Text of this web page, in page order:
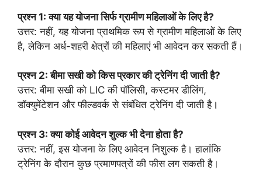
प्रश्न 1: क्या यह योजना सिर्फ ग्रामीण महिलाओं के लिए है?
उत्तर: नहीं, यह योजना प्राथमिक रूप से ग्रामीण महिलाओं के लिए
है, लेकिन अर्ध-शहरी क्षेत्रों की महिलाएं भी आवेदन कर सकती हैं।
प्रश्न 2: बीमा सखी को किस प्रकार की ट्रेनिंग दी जाती है?
उत्तर: बीमा सखी को LIC की पॉलिसी, कस्टमर डीलिंग,
डॉक्युमेंटेशन और फील्डवर्क से संबंधित ट्रेनिंग दी जाती है।
प्रश्न 3: क्या कोई आवेदन शुल्क भी देना होता है?
उत्तर: नहीं, इस योजना के लिए आवेदन निशुल्क है। हालांकि
ट्रेनिंग के दौरान कुछ प्रमाणपत्रों की फीस लग सकती है।